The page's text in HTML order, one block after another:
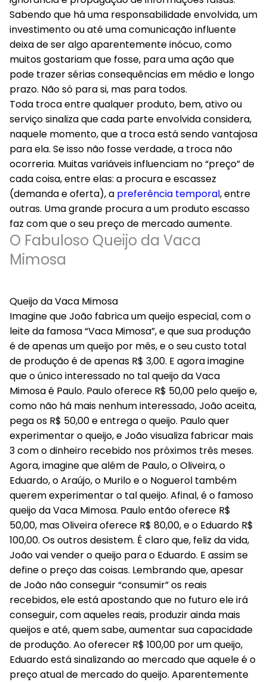
Sabendo que há uma responsabilidade envolvida, um
investimento ou até uma comunicação influente
deixa de ser algo aparentemente inócuo, como
muitos gostariam que fosse, para uma ação que
pode trazer sérias consequências em médio e longo
prazo. Não só para si, mas para todos.
Toda troca entre qualquer produto, bem, ativo ou
serviço sinaliza que cada parte envolvida considera,
naquele momento, que a troca está sendo vantajosa
para ela. Se isso não fosse verdade, a troca não
ocorreria. Muitas variáveis influenciam no “preço” de
cada coisa, entre elas: a procura e escassez
(demanda e oferta), a preferência temporal, entre
outras. Uma grande procura a um produto escasso
faz com que o seu preço de mercado aumente.
O Fabuloso Queijo da Vaca
Mimosa
Queijo da Vaca Mimosa
Imagine que João fabrica um queijo especial, com o
leite da famosa “Vaca Mimosa”, e que sua produção
é de apenas um queijo por mês, e o seu custo total
de produção é de apenas R$ 3,00. E agora imagine
que o único interessado no tal queijo da Vaca
Mimosa é Paulo. Paulo oferece R$ 50,00 pelo queijo e,
como não há mais nenhum interessado, João aceita,
pega os R$ 50,00 e entrega o queijo. Paulo quer
experimentar o queijo, e João visualiza fabricar mais
3 com o dinheiro recebido nos próximos três meses.
Agora, imagine que além de Paulo, o Oliveira, o
Eduardo, o Araújo, o Murilo e o Noguerol também
querem experimentar o tal queijo. Afinal, é o famoso
queijo da Vaca Mimosa. Paulo então oferece R$
50,00, mas Oliveira oferece R$ 80,00, e o Eduardo R$
100,00. Os outros desistem. É claro que, feliz da vida,
João vai vender o queijo para o Eduardo. E assim se
define o preço das coisas. Lembrando que, apesar
de João não conseguir “consumir” os reais
recebidos, ele está apostando que no futuro ele irá
conseguir, com aqueles reais, produzir ainda mais
queijos e até, quem sabe, aumentar sua capacidade
de produção. Ao oferecer R$ 100,00 por um queijo,
Eduardo está sinalizando ao mercado que aquele é o
preço atual de mercado do queijo. Aparentemente